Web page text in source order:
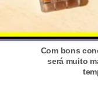
Com bons
será muito
s